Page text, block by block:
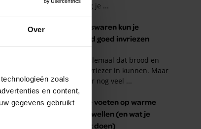
Over
zoals
en content,
gegevens gebruikt